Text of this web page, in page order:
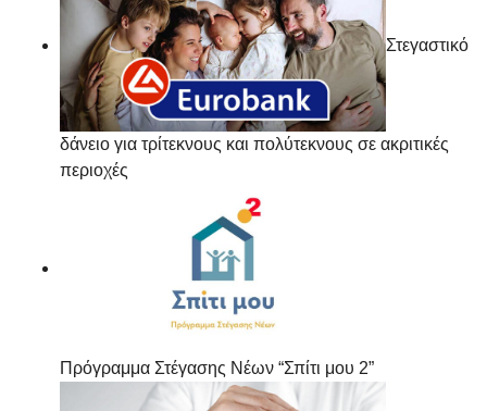
Στεγαστικό
δάνειο για τρίτεκνους και πολύτεκνους σε ακριτικές
περιοχές
Πρόγραμμα Στέγασης Νέων “Σπίτι μου 2”